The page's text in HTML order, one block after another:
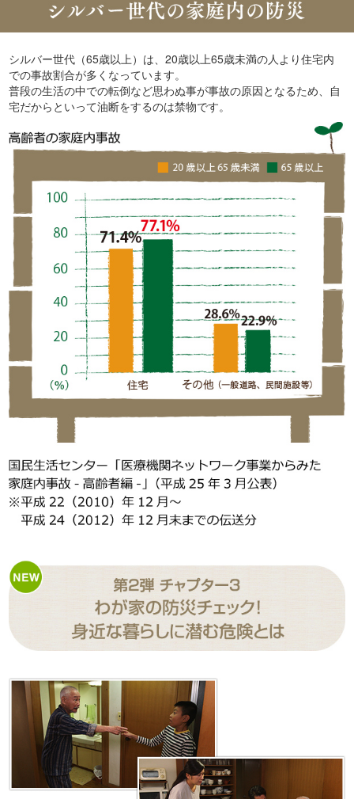
シルバー世代（65歳以上）は、20歳以上65歳未満の人より住宅内
での事故割合が多くなっています。
普段の生活の中での転倒など思わぬ事が事故の原因となるため、自
宅だからといって油断をするのは禁物です。